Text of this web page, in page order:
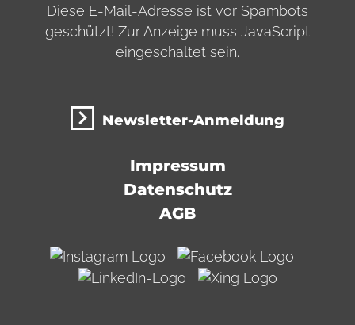
Diese E-Mail-Adresse ist vor Spambots
geschützt! Zur Anzeige muss JavaScript
eingeschaltet sein.
Newsletter-Anmeldung
Impressum
Datenschutz
AGB